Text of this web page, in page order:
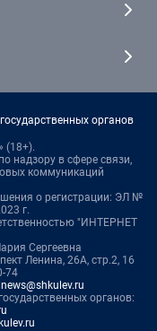
органов
(18+).
надзору в сфере связи,
коммуникаций
о регистрации: ЭЛ №
г.
"ИНТЕРНЕТ
Сергеевна
Ленина, 26А, стр.2, 16
74
органов: